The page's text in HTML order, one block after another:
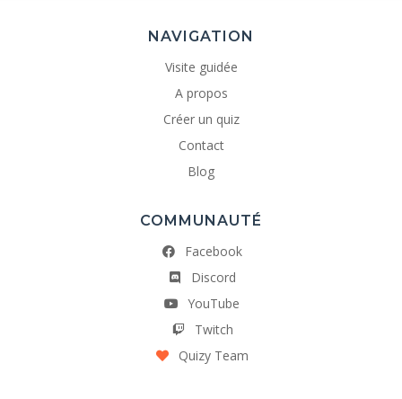
NAVIGATION
Visite guidée
A propos
Créer un quiz
Contact
Blog
COMMUNAUTÉ
Facebook
Discord
YouTube
Twitch
Quizy Team